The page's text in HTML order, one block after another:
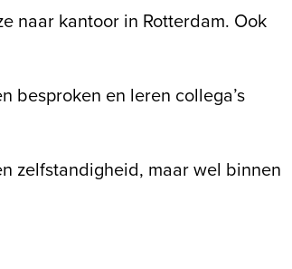
naar kantoor in Rotterdam. Ook
besproken en leren collega’s
zelfstandigheid, maar wel binnen